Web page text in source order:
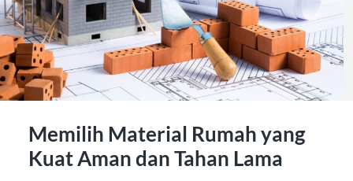
Memilih Material Rumah yang
Kuat Aman dan Tahan Lama